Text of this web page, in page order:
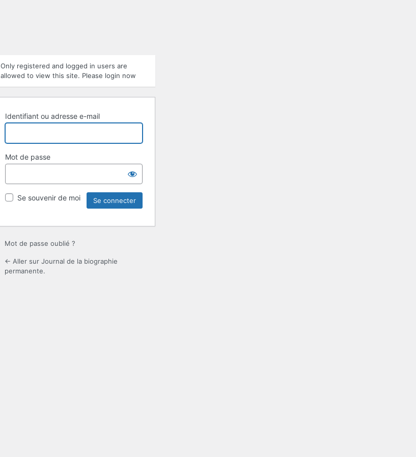
Only registered and logged in users are
allowed to view this site. Please login now
Identifiant ou adresse e-mail
Mot de passe
Se souvenir de moi
Mot de passe oublié ?
← Aller sur Journal de la biographie
permanente.